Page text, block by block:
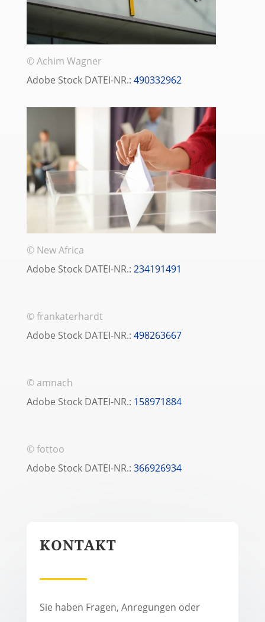
© Achim Wagner
Adobe Stock DATEI-NR.: 490332962
© New Africa
Adobe Stock DATEI-NR.: 234191491
© frankaterhardt
Adobe Stock DATEI-NR.: 498263667
© amnach
Adobe Stock DATEI-NR.: 158971884
© fottoo
Adobe Stock DATEI-NR.: 366926934
KONTAKT
Sie haben Fragen, Anregungen oder